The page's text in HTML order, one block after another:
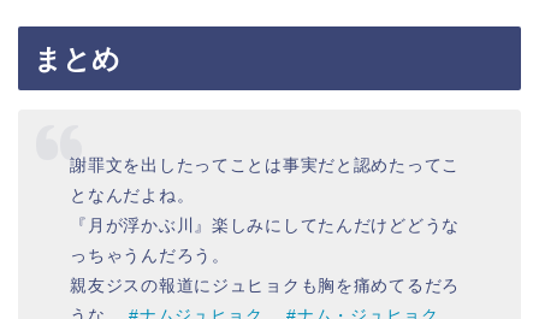
まとめ
謝罪文を出したってことは事実だと認めたってこ
となんだよね。
『月が浮かぶ川』楽しみにしてたんだけどどうな
っちゃうんだろう。
親友ジスの報道にジュヒョクも胸を痛めてるだろ